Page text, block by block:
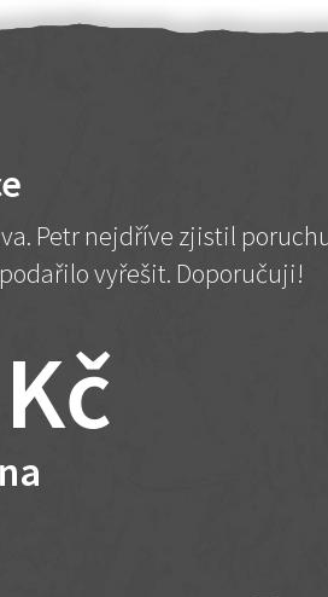
Petr nejdříve zjistil
vyřešit. Doporučuji!